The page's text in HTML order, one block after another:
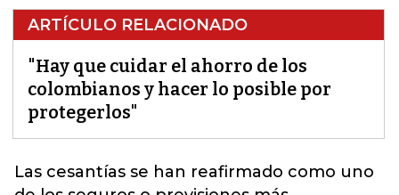
ARTÍCULO RELACIONADO
"Hay que cuidar el ahorro de los
colombianos y hacer lo posible por
protegerlos"
Las cesantías se han reafirmado como uno